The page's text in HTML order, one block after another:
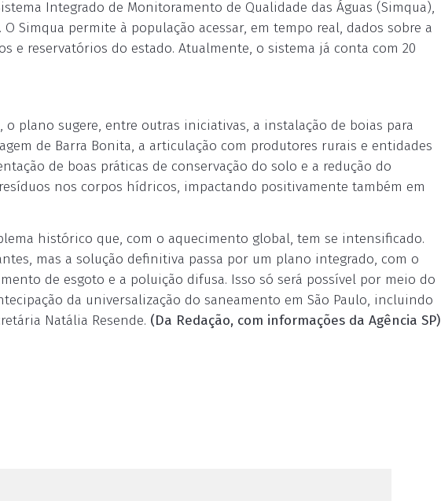
Integrado de Monitoramento de Qualidade das Águas (Simqua),
Simqua permite à população acessar, em tempo real, dados sobre a
e reservatórios do estado. Atualmente, o sistema já conta com 20
o plano sugere, entre outras iniciativas, a instalação de boias para
de Barra Bonita, a articulação com produtores rurais e entidades
de boas práticas de conservação do solo e a redução do
nos corpos hídricos, impactando positivamente também em
histórico que, com o aquecimento global, tem se intensificado.
mas a solução definitiva passa por um plano integrado, com o
de esgoto e a poluição difusa. Isso só será possível por meio do
da universalização do saneamento em São Paulo, incluindo
Natália Resende. (Da Redação, com informações da Agência SP)